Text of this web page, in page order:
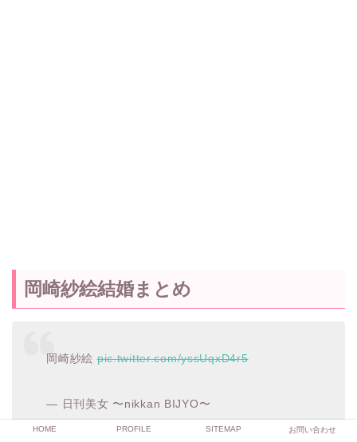
岡崎紗絵結婚まとめ
岡崎紗絵pic.twitter.com/yssUqxD4r5
— 日刊美女 〜nikkan BIJYO〜
(@beauty_master_1)April 2, 2023
HOME PROFILE SITEMAP お問い合わせ